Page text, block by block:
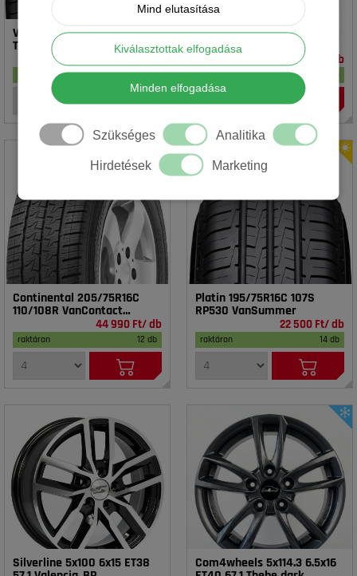
Vredestein 195/65R15 91T T-
TRAC 2 DOT23
17 db
Rotalla 195/65R15 91V RH02
14 990 Ft/ db
raktáron
Continental 205/75R16C
110/108R VanContact
44 990 Ft/ db
raktáron 12 db
Platin 195/75R16C 107S
RP530 VanSummer
22 500 Ft/ db
raktáron 14 db
Silverline 5x100 6x15 ET38 Com4wheels 5x114.3 6.5x16
Mind elutasítása
Kiválasztottak elfogadása
Minden elfogadása
Szükséges Analitika
Hirdetések Marketing